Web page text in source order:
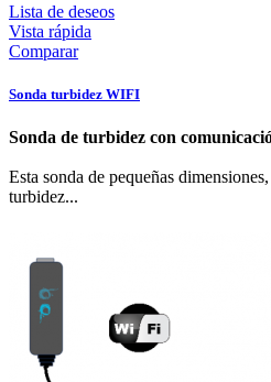
Lista de deseos
Vista rápida
Comparar
Sonda turbidez WIFI
Sonda de turbidez con
Esta sonda de pequeñas
turbidez...